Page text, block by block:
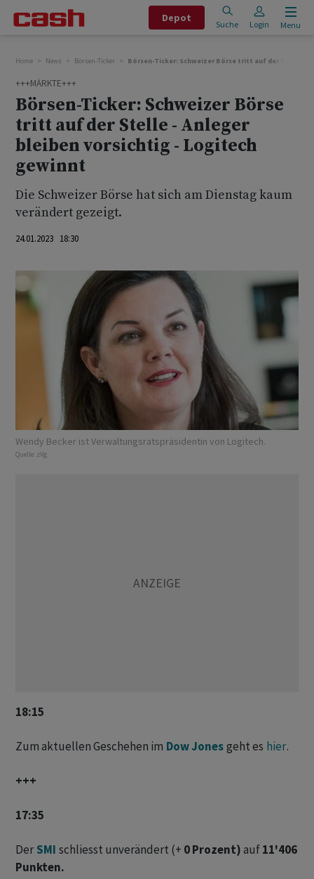
Depot
Suche Login Menu
Home News Börsen-Ticker Börsen-Ticker: Schweizer Börse tritt auf der Stelle -
+++MÄRKTE+++
Börsen-Ticker: Schweizer Börse
tritt auf der Stelle - Anleger
bleiben vorsichtig - Logitech
gewinnt
Die Schweizer Börse hat sich am Dienstag kaum
verändert gezeigt.
24.01.2023 18:30
Wendy Becker ist Verwaltungsratspräsidentin von Logitech.
Quelle: zVg
18:15
Zum aktuellen Geschehen im Dow Jonesgeht es hier.
+++
17:35
Der SMI schliesst unverändert (+ 0 Prozent)auf11'406
Punkten.